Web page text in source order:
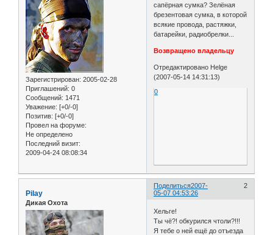
Зарегистрирован: 2005-02-28
Приглашений: 0
Сообщений: 1471
Уважение: [+0/-0]
Позитив: [+0/-0]
Провел на форуме:
Не определено
Последний визит:
2009-04-24 08:08:34
сапёрная сумка? Зелёная
брезентовая сумка, в которой
всякие провода, растяжки,
батарейки, радиобрелки...
Возвращено владельцу
Отредактировано Helge
(2007-05-14 14:31:13)
0
Поделиться 2
2007-
05-07 04:53:26
Pilay
Дикая Охота
Хельге!
Ты чё?! обкурился чтоли?!!!
Я тебе о ней ещё до отъезда